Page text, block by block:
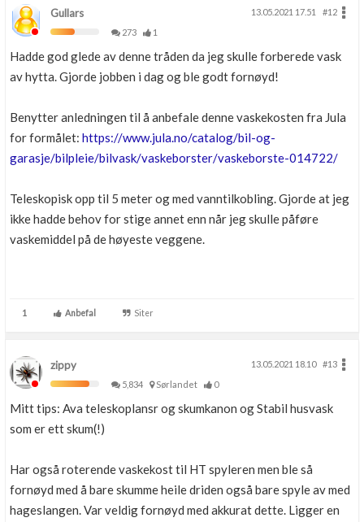
Gullars 13.05.2021 17.51
#12
273
1
Hadde god glede av denne tråden da jeg skulle forberede vask
av hytta. Gjorde jobben i dag og ble godt fornøyd!
Benytter anledningen til å anbefale denne vaskekosten fra Jula
for formålet: https://www.jula.no/catalog/bil-og-
garasje/bilpleie/bilvask/vaskeborster/vaskeborste-014722/
Teleskopisk opp til 5 meter og med vanntilkobling. Gjorde at jeg
ikke hadde behov for stige annet enn når jeg skulle påføre
vaskemiddel på de høyeste veggene.
1 Anbefal Siter
zippy 13.05.2021 18.10
#13
5,834
Sørlandet 0
Mitt tips: Ava teleskoplansr og skumkanon og Stabil husvask
som er ett skum(!)
Har også roterende vaskekost til HT spyleren men ble så
fornøyd med å bare skumme heile driden også bare spyle av med
hageslangen. Var veldig fornøyd med akkurat dette. Ligger en